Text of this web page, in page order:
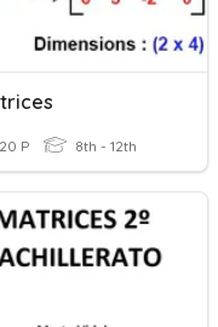
20 P 8th - 12th